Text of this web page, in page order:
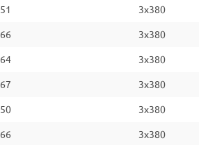
3x380
3x380
3x380
3x380
3x380
3x380